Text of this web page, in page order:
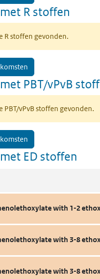
R stoffen
R stoffen gevonden.
PBT/vPvB
PBT/vPvB stoffen gevonden.
ED stoffen
with 1-2
with 3-8
with 3-8